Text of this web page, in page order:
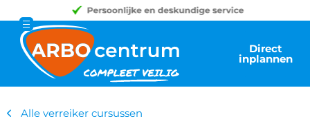
Direct
inplannen
Alle verreiker cursussen